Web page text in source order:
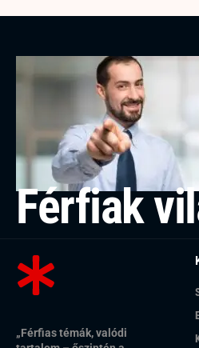
Férfiak
„Férfias témák, valódi